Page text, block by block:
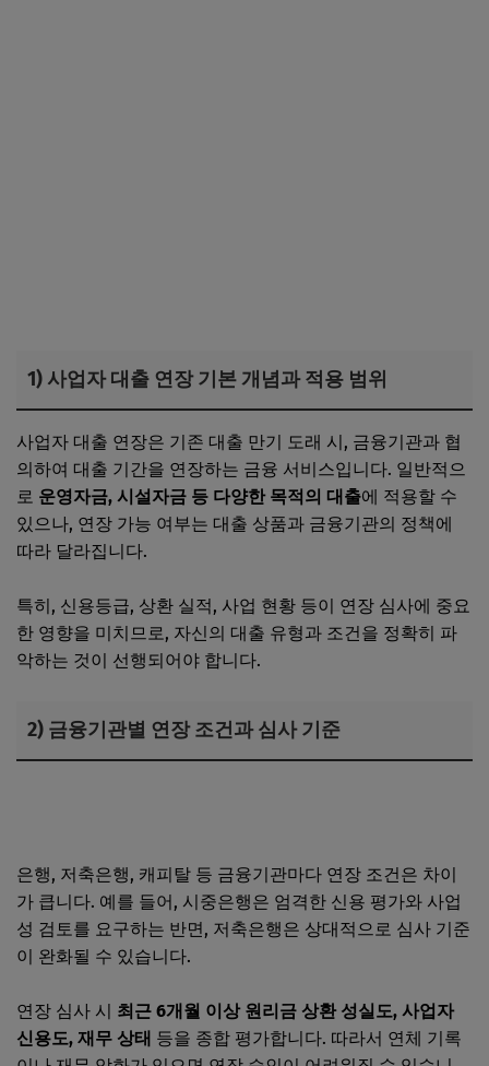
1) 사업자 대출 연장 기본 개념과 적용 범위
사업자 대출 연장은 기존 대출 만기 도래 시, 금융기관과 협
의하여 대출 기간을 연장하는 금융 서비스입니다. 일반적으
로 운영자금, 시설자금 등 다양한 목적의 대출에 적용할 수
있으나, 연장 가능 여부는 대출 상품과 금융기관의 정책에
따라 달라집니다.
특히, 신용등급, 상환 실적, 사업 현황 등이 연장 심사에 중요
한 영향을 미치므로, 자신의 대출 유형과 조건을 정확히 파
악하는 것이 선행되어야 합니다.
2) 금융기관별 연장 조건과 심사 기준
은행, 저축은행, 캐피탈 등 금융기관마다 연장 조건은 차이
가 큽니다. 예를 들어, 시중은행은 엄격한 신용 평가와 사업
성 검토를 요구하는 반면, 저축은행은 상대적으로 심사 기준
이 완화될 수 있습니다.
연장 심사 시 최근 6개월 이상 원리금 상환 성실도, 사업자
신용도, 재무 상태 등을 종합 평가합니다. 따라서 연체 기록